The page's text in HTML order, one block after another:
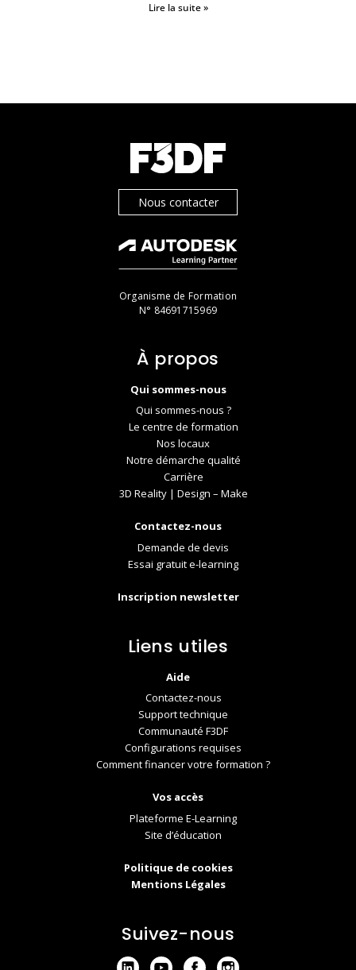
Lire la suite »
Nous contacter
Organisme de Formation
N° 84691715969
À propos
Qui sommes-nous
Qui sommes-nous ?
Le centre de formation
Nos locaux
Notre démarche qualité
Carrière
3D Reality | Design – Make
Contactez-nous
Demande de devis
Essai gratuit e-learning
Inscription newsletter
Liens utiles
Aide
Contactez-nous
Support technique
Communauté F3DF
Configurations requises
Comment financer votre formation ?
Vos accès
Plateforme E-Learning
Site d’éducation
Politique de cookies
Mentions Légales
Suivez-nous